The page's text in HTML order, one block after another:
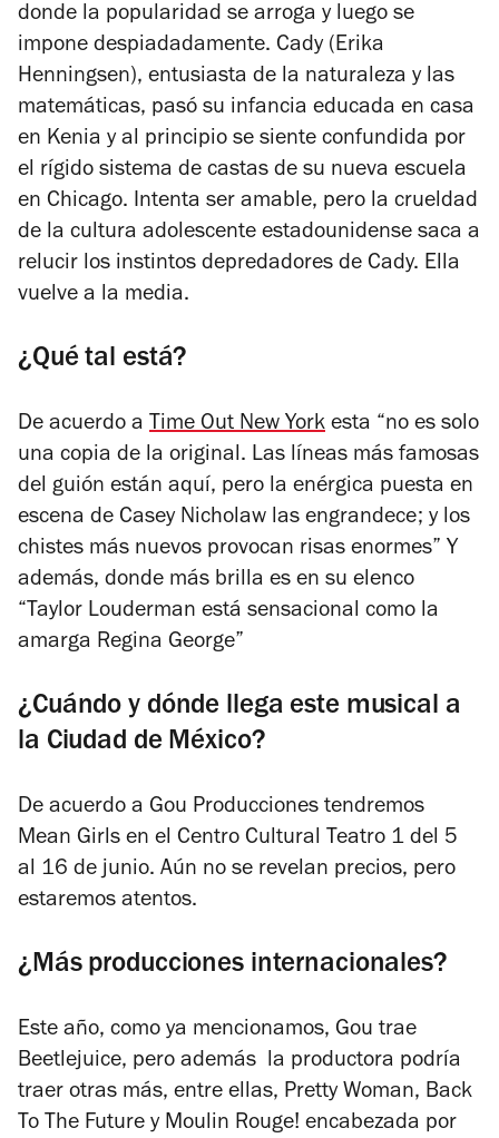
donde la popularidad se arroga y luego se
impone despiadadamente. Cady (Erika
Henningsen), entusiasta de la naturaleza y las
matemáticas, pasó su infancia educada en casa
en Kenia y al principio se siente confundida por
el rígido sistema de castas de su nueva escuela
en Chicago. Intenta ser amable, pero la crueldad
de la cultura adolescente estadounidense saca a
relucir los instintos depredadores de Cady. Ella
vuelve a la media.
¿Qué tal está?
De acuerdo a Time Out New York ​​esta “ no es solo
una copia de la original. Las líneas más famosas
del guión están aquí, pero la enérgica puesta en
escena de Casey Nicholaw las engrandece; y los
chistes más nuevos provocan risas enormes” Y
además, donde más brilla es en su elenco
“Taylor Louderman está sensacional como la
amarga Regina George”
¿Cuándo y dónde llega este musical a
la Ciudad de México?
De acuerdo a Gou Producciones tendremos
Mean Girls en el Centro Cultural Teatro 1 del 5
al 16 de junio. Aún no se revelan precios, pero
estaremos atentos.
¿Más producciones internacionales?
Este año, como ya mencionamos, Gou trae
Beetlejuice, pero además la productora podría
traer otras más, entre ellas, Pretty Woman, Back
To The Future y Moulin Rouge! encabezada por